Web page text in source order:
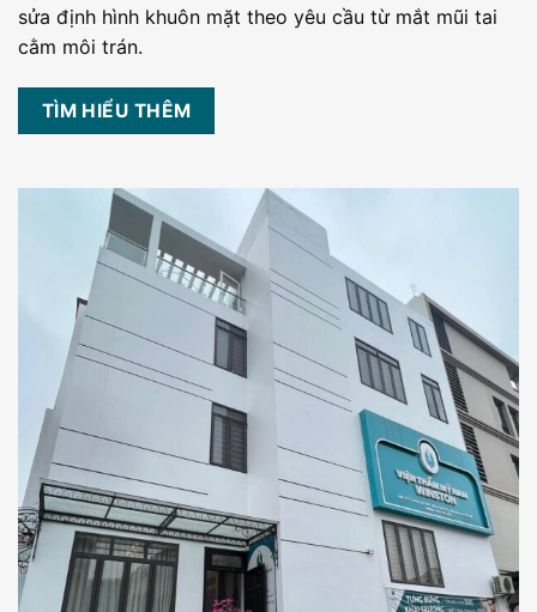
sửa định hình khuôn mặt theo yêu cầu từ mắt mũi tai
cằm môi trán.
TÌM HIỂU THÊM